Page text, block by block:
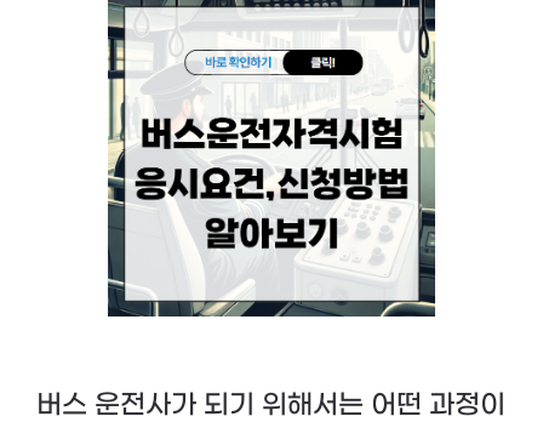
버스 운전사가 되기 위해서는 어떤 과정이